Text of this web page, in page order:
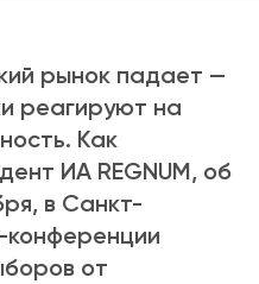
рынок падает —
реагируют на
Как
ИА REGNUM, об
в Санкт-
от